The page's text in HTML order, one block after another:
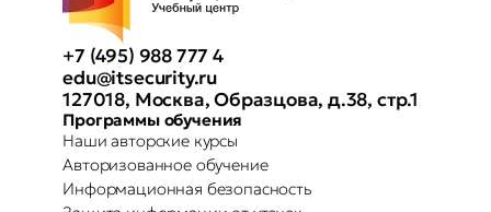
+7 (495) 988 777 4
edu@itsecurity.ru
127018, Москва, Образцова, д.38, стр.1
Программы обучения
Наши авторские курсы
Авторизованное обучение
Информационная безопасность